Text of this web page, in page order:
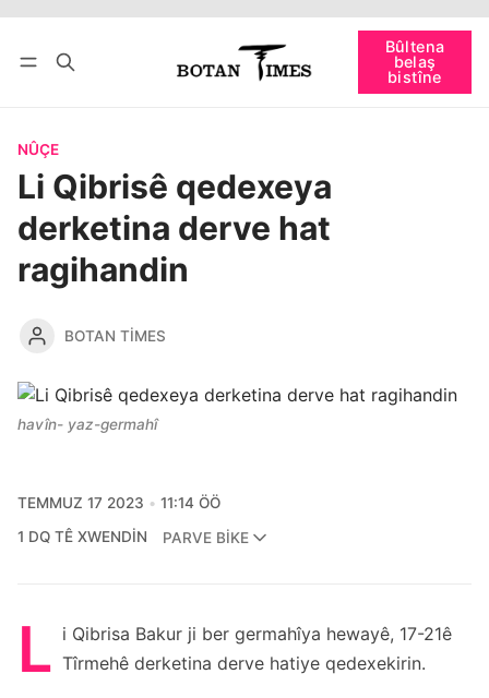
Bûltena
belaş
bistîne
bişopîne
NÛÇE
Li Qibrisê qedexeya
derketina derve hat
ragihandin
BOTAN TIMES
havîn- yaz-germahî
TEMMUZ 17 2023
11:14 ÖÖ
1 DQ TÊ XWENDIN
PARVE BIKE
L i Qibrisa Bakur ji ber germahîya hewayê, 17-21ê
Tîrmehê derketina derve hatiye qedexekirin.